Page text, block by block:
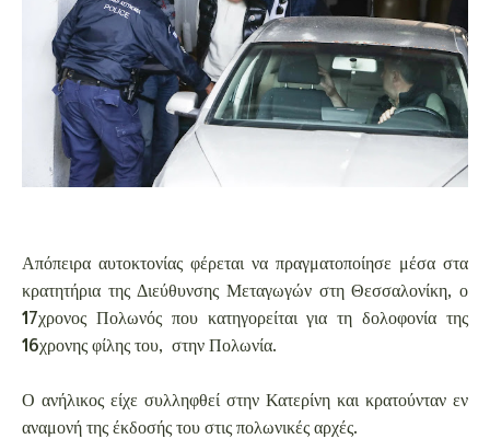
Απόπειρα αυτοκτονίας φέρεται να πραγματοποίησε μέσα στα
κρατητήρια της Διεύθυνσης Μεταγωγών στη Θεσσαλονίκη, ο
17χρονος Πολωνός που κατηγορείται για τη δολοφονία της
16χρονης φίλης του, στην Πολωνία.
Ο ανήλικος είχε συλληφθεί στην Κατερίνη και κρατούνταν εν
αναμονή της έκδοσής του στις πολωνικές αρχές.